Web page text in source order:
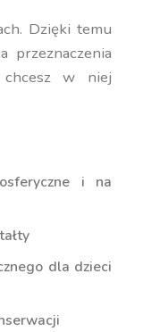
Dzięki temu
przeznaczenia
w niej
i na
dla dzieci